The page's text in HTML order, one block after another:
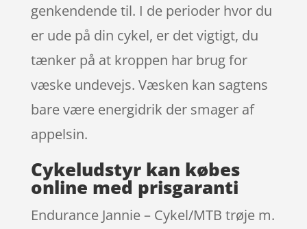
genkendende til. I de perioder hvor du
er ude på din cykel, er det vigtigt, du
tænker på at kroppen har brug for
væske undevejs. Væsken kan sagtens
bare være energidrik der smager af
appelsin.
Cykeludstyr kan købes
online med prisgaranti
Endurance Jannie – Cykel/MTB trøje m.